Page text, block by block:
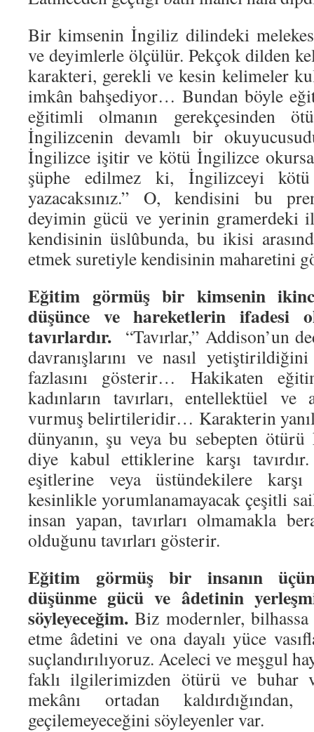
Bir kimsenin İngiliz dilindeki
ve deyimlerle ölçülür. Pekçok dilden
karakteri, gerekli ve kesin kelimeler
imkân bahşediyor… Bundan böyle
eğitimli olmanın gerekçesinden
İngilizcenin devamlı bir
İngilizce işitir ve kötü İngilizce
şüphe edilmez ki, İngilizceyi
yazacaksınız.” O, kendisini bu
deyimin gücü ve yerinin gramerdeki
kendisinin üslûbunda, bu ikisi
etmek suretiyle kendisinin maharetini
Eğitim görmüş bir kimsenin
düşünce ve hareketlerin ifadesi
tavırlardır. “Tavırlar,” Addison’un
davranışlarını ve nasıl
fazlasını gösterir… Hakikaten
kadınların tavırları, entellektüel ve
vurmuş belirtileridir… Karakterin
dünyanın, şu veya bu sebepten
diye kabul ettiklerine karşı
eşitlerine veya üstündekilere karşı
kesinlikle yorumlanamayacak çeşitli
insan yapan, tavırları olmamakla
olduğunu tavırları gösterir.
Eğitim görmüş bir insanın
düşünme gücü ve âdetinin
söyleyeceğim. Biz modernler,
etme âdetini ve ona dayalı yüce
suçlandırılıyoruz. Aceleci ve meşgul
faklı ilgilerimizden ötürü ve buhar
mekânı ortadan
geçilemeyeceğini söyleyenler var.